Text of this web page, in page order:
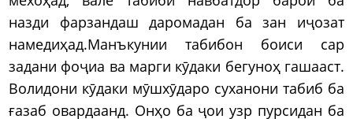
назди фарзандаш даромадан ба зан иҷозат
намедиҳад.Манъкунии табибон боиси сар
задани фоҷиа ва марги кӯдаки бегуноҳ гашааст.
Волидони кӯдаки мӯшхӯдаро суханони табиб ба
ғазаб овардаанд. Онҳо ба ҷои узр пурсидан ба